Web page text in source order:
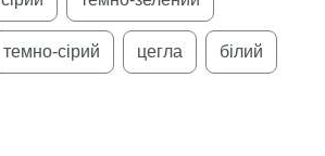
темно-сірий цегла білий